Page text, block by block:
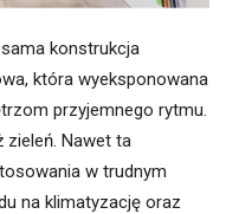
konstrukcja
która wyeksponowana
przyjemnego rytmu.
zieleń. Nawet ta
w trudnym
na klimatyzację oraz